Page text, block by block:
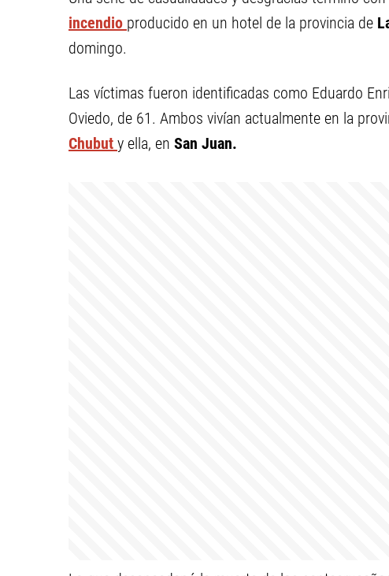
incendio producido en un hotel de la provincia de
domingo.
Las víctimas fueron identificadas como Eduardo
Oviedo, de 61. Ambos vivían actualmente en la
Chubut y ella, en San Juan.